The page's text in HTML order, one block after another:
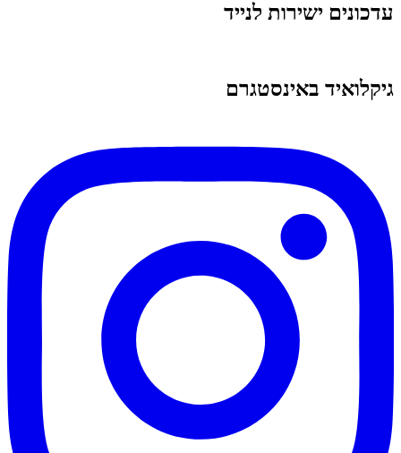
עדכונים ישירות לנייד
גיקלואיד באינסטגרם